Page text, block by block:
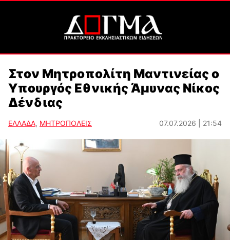
Στον Μητροπολίτη Μαντινείας ο
Υπουργός Εθνικής Άμυνας Νίκος
Δένδιας
ΕΛΛΑΔΑ, ΜΗΤΡΟΠΟΛΕΙΣ 07.07.2026 | 21:54